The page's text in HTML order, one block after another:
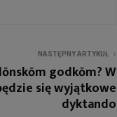
NASTĘPNY ARTYKUŁ
godkōm? W
się wyjątkowe
dyktando